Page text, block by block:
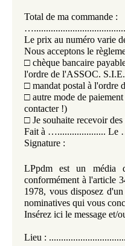
Total de ma commande :
Le prix au numéro varie
Nous acceptons le
□ chèque bancaire
l'ordre de l'ASSOC.
□ mandat postal à l'ordre
□ autre mode de
contacter !)
□ Je souhaite recevoir
Fait à ….................... Le
Signature :
LPpdm est un média
conformément à l'article
1978, vous disposez
nominatives qui vous
Insérez ici le message et/
Lieu :